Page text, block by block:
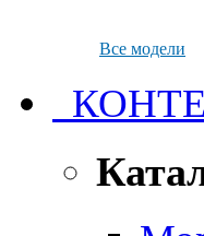
Все модели